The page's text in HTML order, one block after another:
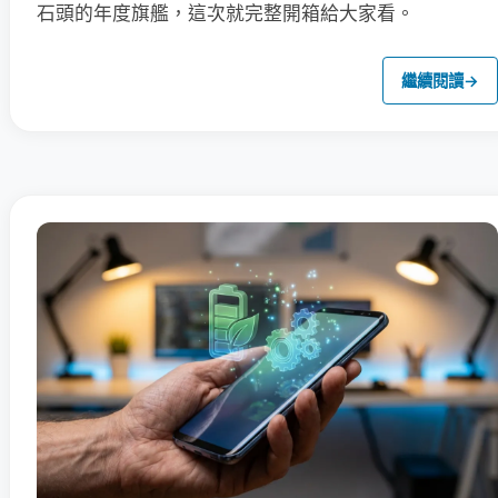
石頭的年度旗艦，這次就完整開箱給大家看。
繼續閱讀→